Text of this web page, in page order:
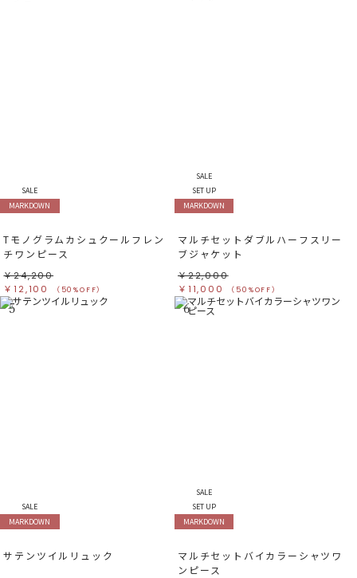
SALE
MARKDOWN
Tモノグラムカシュクールフレン
チワンピース
￥24,200
￥12,100
（50%OFF）
SALE
SET UP
MARKDOWN
マルチセットダブルハーフスリー
ブジャケット
￥22,000
￥11,000
（50%OFF）
5
SALE
MARKDOWN
サテンツイルリュック
6
SALE
SET UP
MARKDOWN
マルチセットバイカラーシャツワ
ンピース